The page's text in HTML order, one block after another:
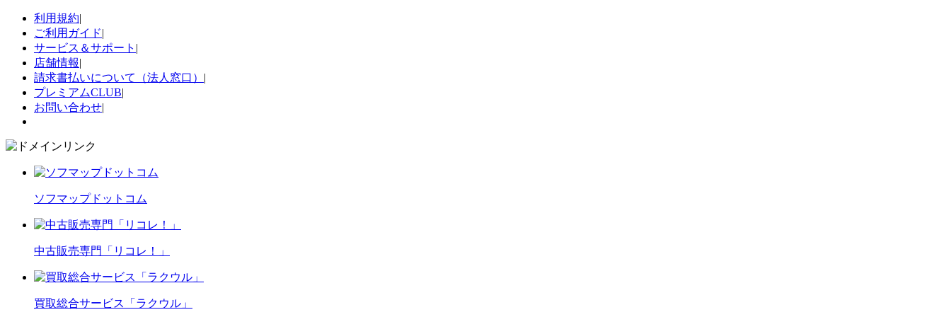
利用規約|
ご利用ガイド|
サービス＆サポート |
店舗情報|
請求書払いについて（法人窓口） |
プレミアムCLUB|
お問い合わせ|
ソフマップドットコム
中古販売専門「リコレ！」
買取総合サービス「ラクウル」